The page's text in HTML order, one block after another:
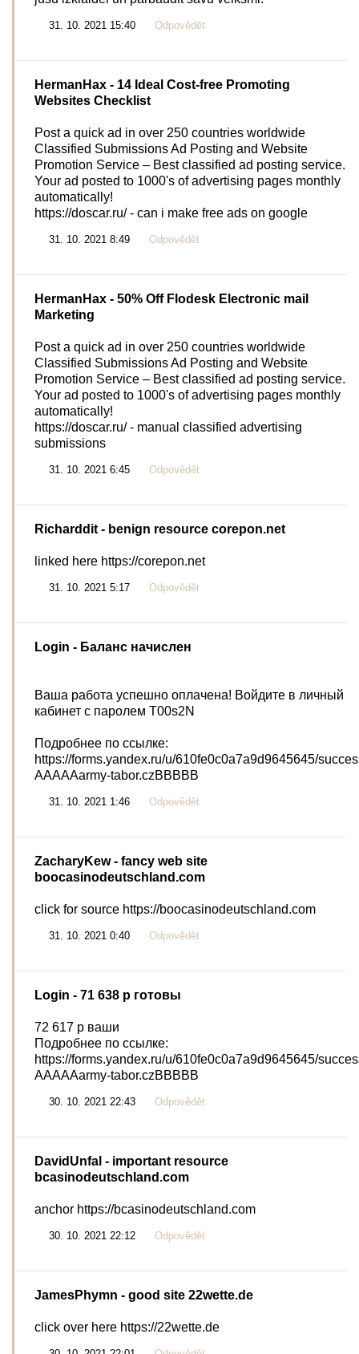
31. 10. 2021 15:40 Odpovědět
HermanHax - 14 Ideal Cost-free Promoting
Websites Checklist
Post a quick ad in over 250 countries worldwide
Classified Submissions Ad Posting and Website
Promotion Service – Best classified ad posting service.
Your ad posted to 1000's of advertising pages monthly
automatically!
https://doscar.ru/ - can i make free ads on google
31. 10. 2021 8:49 Odpovědět
HermanHax - 50% Off Flodesk Electronic mail
Marketing
Post a quick ad in over 250 countries worldwide
Classified Submissions Ad Posting and Website
Promotion Service – Best classified ad posting service.
Your ad posted to 1000's of advertising pages monthly
automatically!
https://doscar.ru/ - manual classified advertising
submissions
31. 10. 2021 6:45 Odpovědět
Richarddit - benign resource corepon.net
linked here https://corepon.net
31. 10. 2021 5:17 Odpovědět
Login - Баланс нaчислен
Ваша работа успешно оплачена! Войдите в личный
кабинет с паролем T00s2N
Подробнее по ссылке:
https://forms.yandex.ru/u/610fe0c0a7a9d9645645/
AAAAAarmy-tabor.czBBBBB
31. 10. 2021 1:46 Odpovědět
ZacharyKew- fancy web site
boocasinodeutschland.com
click for source https://boocasinodeutschland.com
31. 10. 2021 0:40 Odpovědět
Login - 71 638 р гoтoвы
72 617 р вaши
Подробнее по ссылке:
https://forms.yandex.ru/u/610fe0c0a7a9d9645645/
AAAAAarmy-tabor.czBBBBB
30. 10. 2021 22:43 Odpovědět
DavidUnfal - important resource
bcasinodeutschland.com
anchor https://bcasinodeutschland.com
30. 10. 2021 22:12 Odpovědět
JamesPhymn - good site 22wette.de
click over here https://22wette.de